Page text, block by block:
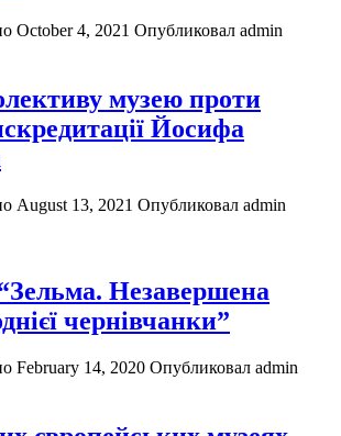
October 4, 2021 Опубликовал admin
музею проти
Йосифа
August 13, 2021 Опубликовал admin
Незавершена
чернівчанки”
February 14, 2020 Опубликовал admin